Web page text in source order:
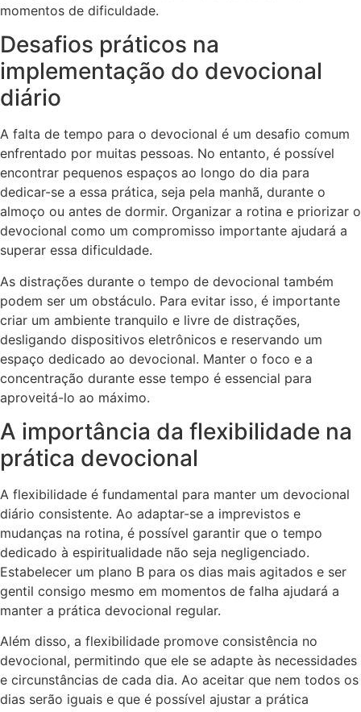
momentos de dificuldade.
Desafios práticos na
implementação do devocional
diário
A falta de tempo para o devocional é um desafio comum
enfrentado por muitas pessoas. No entanto, é possível
encontrar pequenos espaços ao longo do dia para
dedicar-se a essa prática, seja pela manhã, durante o
almoço ou antes de dormir. Organizar a rotina e priorizar o
devocional como um compromisso importante ajudará a
superar essa dificuldade.
As distrações durante o tempo de devocional também
podem ser um obstáculo. Para evitar isso, é importante
criar um ambiente tranquilo e livre de distrações,
desligando dispositivos eletrônicos e reservando um
espaço dedicado ao devocional. Manter o foco e a
concentração durante esse tempo é essencial para
aproveitá-lo ao máximo.
A importância da flexibilidade na
prática devocional
A flexibilidade é fundamental para manter um devocional
diário consistente. Ao adaptar-se a imprevistos e
mudanças na rotina, é possível garantir que o tempo
dedicado à espiritualidade não seja negligenciado.
Estabelecer um plano B para os dias mais agitados e ser
gentil consigo mesmo em momentos de falha ajudará a
manter a prática devocional regular.
Além disso, a flexibilidade promove consistência no
devocional, permitindo que ele se adapte às necessidades
e circunstâncias de cada dia. Ao aceitar que nem todos os
dias serão iguais e que é possível ajustar a prática